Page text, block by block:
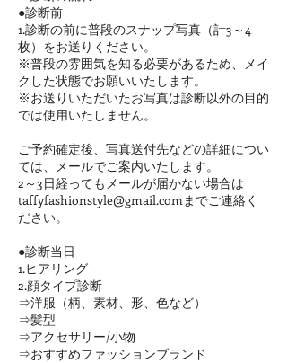
●診断前
1.診断の前に普段のスナップ写真（計3～4
枚）をお送りください。
※普段の雰囲気を知る必要があるため、メイ
クした状態でお願いいたします。
※お送りいただいたお写真は診断以外の目的
では使用いたしません。
ご予約確定後、写真送付先などの詳細につい
ては、メールでご案内いたします。
2～3日経ってもメールが届かない場合は
taffyfashionstyle@gmail.comまでご連絡く
ださい。
●診断当日
1.ヒアリング
2.顔タイプ診断
⇒洋服（柄、素材、形、色など）
⇒髪型
⇒アクセサリー/小物
⇒おすすめファッションブランド